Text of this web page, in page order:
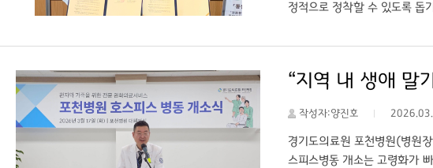
정적으로 정착할 수 있도록
형 돌봄 서비스를 신속하게
65세 이상 노인(고령 장애인
니터링을 수행한다. 특히 파주
함으로써 환자의 계획되지
절차 없이 입원 중인 병원의
“지역 내 생애 말
작성자:양진호
경기도의료원 포천병원(병원
스피스병동 개소는 고령화가